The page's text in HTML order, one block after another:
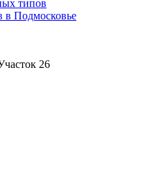
типов
в Подмосковье
26